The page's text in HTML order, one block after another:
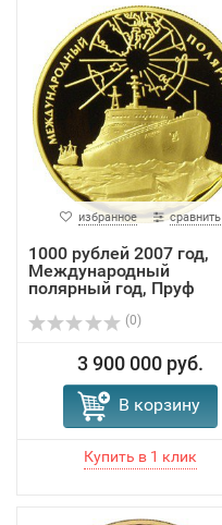
избранное сравнить
1000 рублей 2007 год,
Международный
полярный год, Пруф
(0)
3 900 000 руб.
В корзину